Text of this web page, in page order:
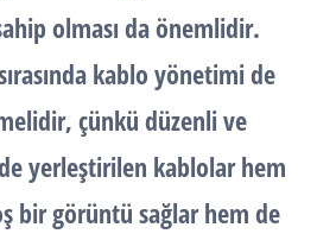
olması da önemlidir.
kablo yönetimi de
çünkü düzenli ve
yerleştirilen kablolar hem
bir görüntü sağlar hem de